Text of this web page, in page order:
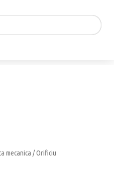
mecanica / Orificiu